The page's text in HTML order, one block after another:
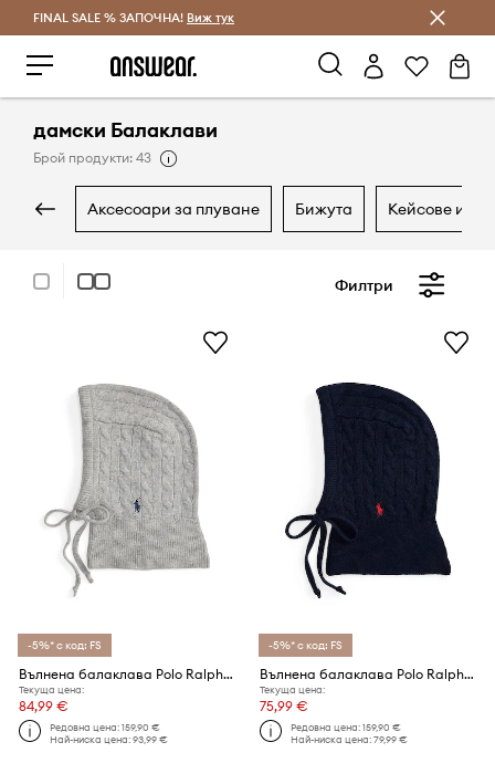
Спестявай с Answear Club
FINAL SALE % ЗАПОЧНА! Виж тук
дамски Балаклави
Брой продукти: 43
аксесоари за плуване бижута кейсове и
Филтри
-5%* с код: FS
Вълнена балаклава Polo Ralph Lauren
Текуща цена:
84,99 €
Редовна цена:159,90 €
Най-ниска цена:93,99 €
-5%* с код: FS
Вълнена балаклава Polo Ralph Lauren
Текуща цена:
75,99 €
Редовна цена:159,90 €
Най-ниска цена:79,99 €